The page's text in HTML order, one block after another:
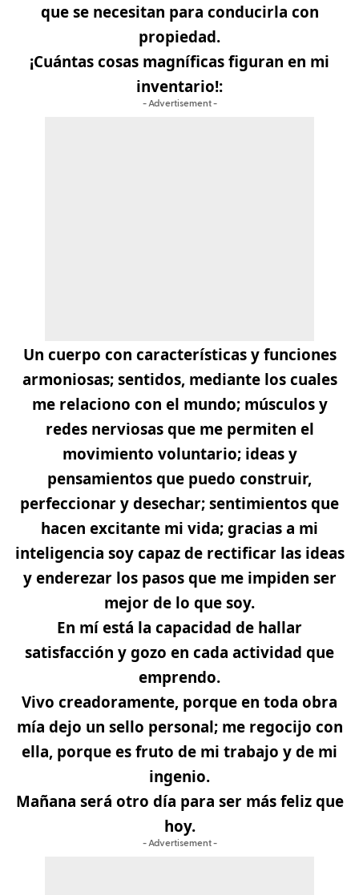
que se necesitan para conducirla con
propiedad.
¡Cuántas cosas magníficas figuran en mi
inventario!:
- Advertisement -
Un cuerpo con características y funciones
armoniosas; sentidos, mediante los cuales
me relaciono con el mundo; músculos y
redes nerviosas que me permiten el
movimiento voluntario; ideas y
pensamientos que puedo construir,
perfeccionar y desechar; sentimientos que
hacen excitante mi vida; gracias a mi
inteligencia soy capaz de rectificar las ideas
y enderezar los pasos que me impiden ser
mejor de lo que soy.
En mí está la capacidad de hallar
satisfacción y gozo en cada actividad que
emprendo.
Vivo creadoramente, porque en toda obra
mía dejo un sello personal; me regocijo con
ella, porque es fruto de mi trabajo y de mi
ingenio.
Mañana será otro día para ser más feliz que
hoy.
- Advertisement -